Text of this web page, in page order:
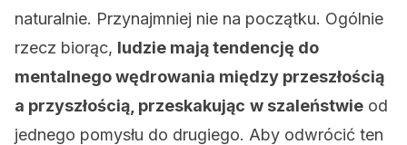
naturalnie. Przynajmniej nie na początku. Ogólnie
rzecz biorąc, ludzie mają tendencję do
mentalnego wędrowania między przeszłością
a przyszłością, przeskakując w szaleństwie od
jednego pomysłu do drugiego. Aby odwrócić ten